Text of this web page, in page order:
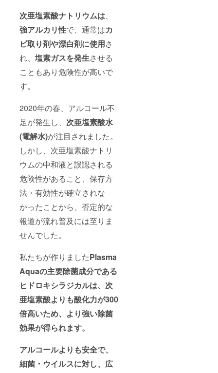
次亜塩素酸ナトリウムは、
強アルカリ性で、通常はカ
ビ取り剤や漂白剤に使用さ
れ、 塩素ガスを発生させる
こともあり危険性が高いで
す。
2020年の春、アルコール不
足が発生し、 次亜塩素酸水
(電解水)が注目されました。
しかし、次亜塩素酸ナトリ
ウムの中和液と誤認される
危険性があること、保存方
法・有効性が確立されな
かったことから、否定的な
報道が流れ普及には至りま
せんでした。
私たちが作りましたPlasma
Aquaの主要除菌成分である
ヒドロキシラジカルは、次
亜塩素酸よりも酸化力が300
倍高いため、より強い除菌
効果が得られます。
アルコールよりも安全で、
細菌・ウイルスに対し、広